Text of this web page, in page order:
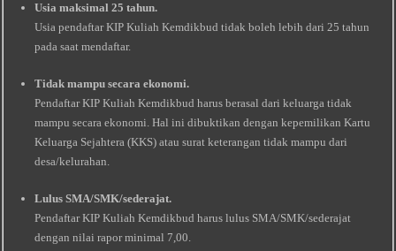
Usia maksimal 25 tahun.
Usia pendaftar KIP Kuliah Kemdikbud tidak boleh lebih dari 25 tahun
pada saat mendaftar.
Tidak mampu secara ekonomi.
Pendaftar KIP Kuliah Kemdikbud harus berasal dari keluarga tidak
mampu secara ekonomi. Hal ini dibuktikan dengan kepemilikan Kartu
Keluarga Sejahtera (KKS) atau surat keterangan tidak mampu dari
desa/kelurahan.
Lulus SMA/SMK/sederajat.
Pendaftar KIP Kuliah Kemdikbud harus lulus SMA/SMK/sederajat
dengan nilai rapor minimal 7,00.